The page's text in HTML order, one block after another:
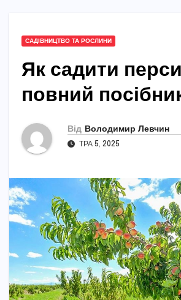
САДІВНИЦТВО ТА РОСЛИНИ
Як садити
повний
Від Володимир Левчин
ТРА 5, 2025